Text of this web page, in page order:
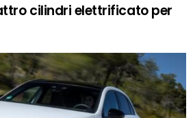
cilindri elettrificato per